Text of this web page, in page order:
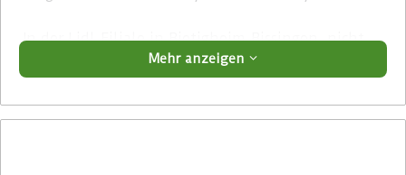
In der Lidl-Filiale in Bietigheim-Bissingen, nicht
weit von den Zentralen der Unternehmensgruppe
in Neckarsulm und Heilbronn entfernt, nutzen
die Kunden des Discounters bereits fleißig die
Mehr anzeigen